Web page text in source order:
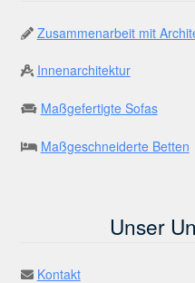
Zusammenarbeit mit
Innenarchitektur
Maßgefertigte Sofas
Maßgeschneiderte Betten
Unser
Kontakt